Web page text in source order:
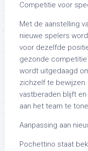
Competitie voor
Met de aanstelling
nieuwe spelers
voor dezelfde
gezonde competitie
wordt uitgedaagd
zichzelf te
vastberaden blijft
aan het team te
Aanpassing aan
Pochettino staat